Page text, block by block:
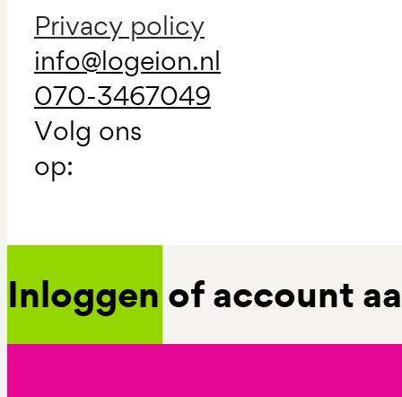
Privacy policy
info@logeion.nl
070-3467049
Volg ons
op:
Inloggen of account